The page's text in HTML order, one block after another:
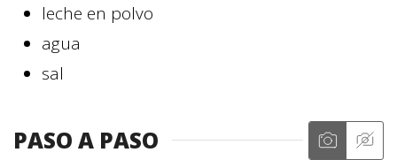
leche en polvo
agua
sal
PASO A PASO